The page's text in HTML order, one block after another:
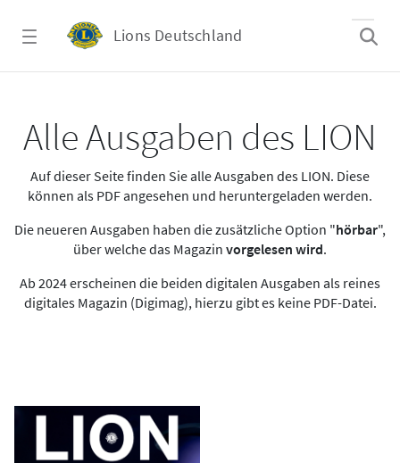
Lions Deutschland
Alle Ausgaben des LION
Auf dieser Seite finden Sie alle Ausgaben des LION. Diese
können als PDF angesehen und heruntergeladen werden.
Die neueren Ausgaben haben die zusätzliche Option "hörbar",
über welche das Magazin vorgelesen wird.
Ab 2024 erscheinen die beiden digitalen Ausgaben als reines
digitales Magazin (Digimag), hierzu gibt es keine PDF-Datei.